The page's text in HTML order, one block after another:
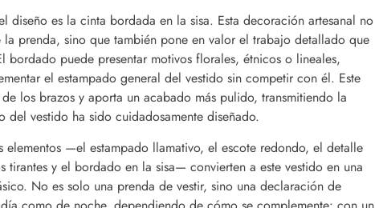
diseño es la cinta bordada en la sisa. Esta decoración artesanal no
prenda, sino que también pone en valor el trabajo detallado que
bordado puede presentar motivos florales, étnicos o lineales,
el estampado general del vestido sin competir con él. Este
los brazos y aporta un acabado más pulido, transmitiendo la
del vestido ha sido cuidadosamente diseñado.
elementos —el estampado llamativo, el escote redondo, el detalle
tirantes y el bordado en la sisa— convierten a este vestido en una
No es solo una prenda de vestir, sino una declaración de